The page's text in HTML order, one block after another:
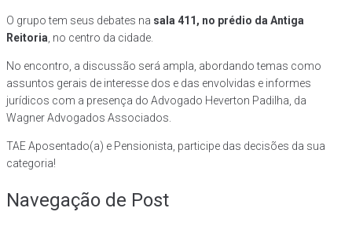
O grupo tem seus debates na sala 411, no prédio da Antiga
Reitoria , no centro da cidade.
No encontro, a discussão será ampla, abordando temas como
assuntos gerais de interesse dos e das envolvidas e informes
jurídicos com a presença do Advogado Heverton Padilha, da
Wagner Advogados Associados.
TAE Aposentado(a) e Pensionista, participe das decisões da sua
categoria!
Navegação de Post